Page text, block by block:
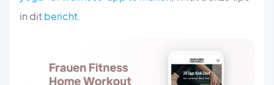
in ditbericht.